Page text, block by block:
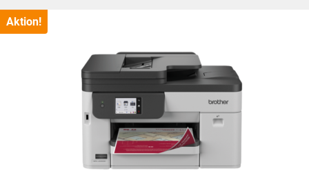
Aktion!